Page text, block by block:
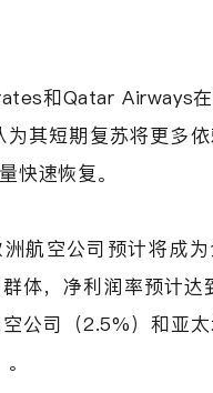
和Qatar Airways
为其短期复苏将更多
快速恢复。
航空公司预计将成
体，净利润率预计达
公司（2.5%）和亚